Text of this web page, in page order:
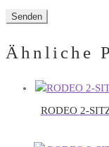
Ähnliche
RODEO 2-